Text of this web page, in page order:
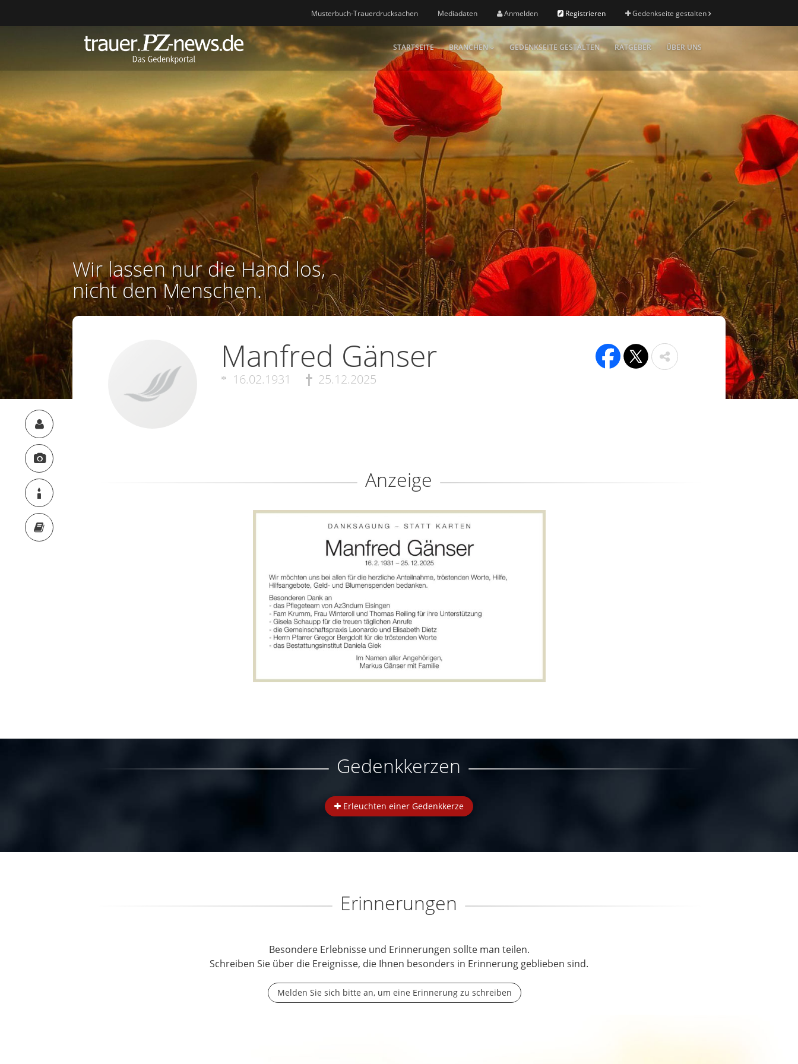
Musterbuch-Trauerdrucksachen Mediadaten Anmelden Registrieren Gedenkseite gestalten
STARTSEITE BRANCHEN GEDENKSEITE GESTALTEN RATGEBER ÜBER UNS
Wir lassen nur die Hand los,
nicht den Menschen.
Manfred Gänser
16.02.1931 25.12.2025
Anzeige
Gedenkkerzen
Erleuchten einer Gedenkkerze
Erinnerungen
Besondere Erlebnisse und Erinnerungen sollte man teilen.
Schreiben Sie über die Ereignisse, die Ihnen besonders in Erinnerung geblieben sind.
Melden Sie sich bitte an, um eine Erinnerung zu schreiben